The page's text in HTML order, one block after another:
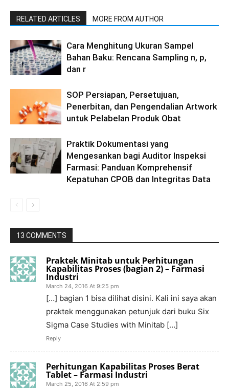
RELATED ARTICLES MORE FROM AUTHOR
Cara Menghitung Ukuran Sampel
Bahan Baku: Rencana Sampling n, p,
dan r
SOP Persiapan, Persetujuan,
Penerbitan, dan Pengendalian Artwork
untuk Pelabelan Produk Obat
Praktik Dokumentasi yang
Mengesankan bagi Auditor Inspeksi
Farmasi: Panduan Komprehensif
Kepatuhan CPOB dan Integritas Data
13 COMMENTS
Praktek Minitab untuk Perhitungan
Kapabilitas Proses (bagian 2) – Farmasi
Industri
March 24, 2016 At 9:25 pm
[…] bagian 1 bisa dilihat disini. Kali ini saya akan
praktek menggunakan petunjuk dari buku Six
Sigma Case Studies with Minitab […]
Reply
Perhitungan Kapabilitas Proses Berat
Tablet – Farmasi Industri
March 25, 2016 At 2:59 pm